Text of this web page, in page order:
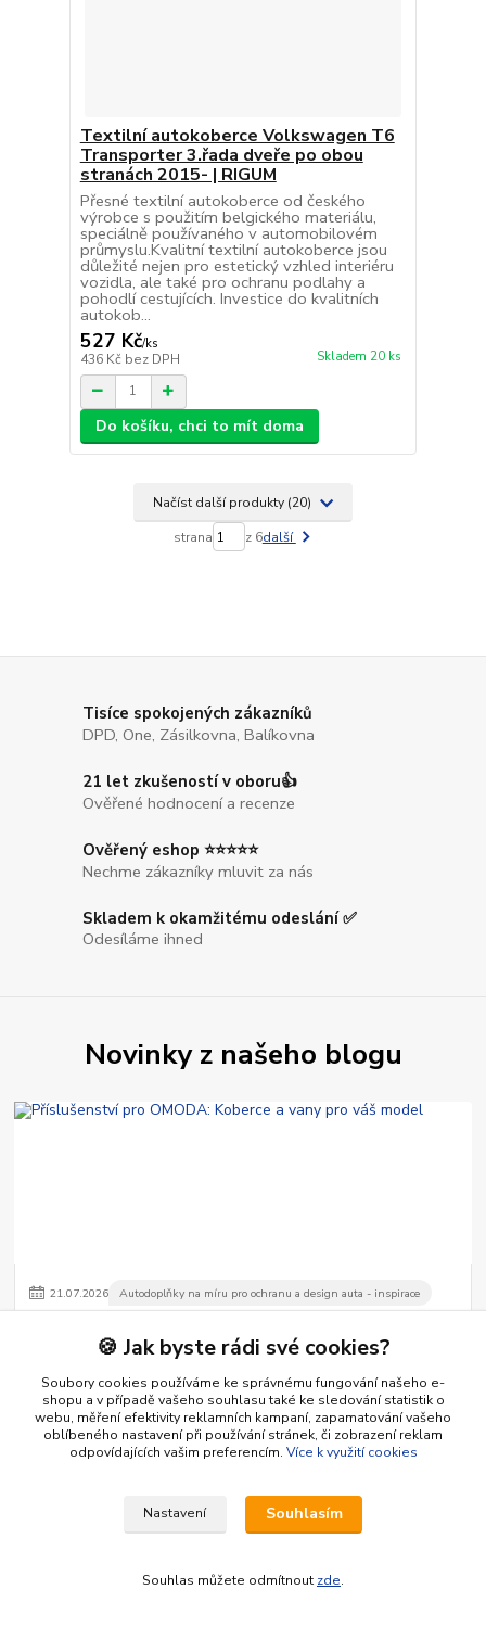
Textilní autokoberce Volkswagen T6
Transporter 3.řada dveře po obou
stranách 2015- | RIGUM
Přesné textilní autokoberce od českého
výrobce s použitím belgického materiálu,
speciálně používaného v automobilovém
průmyslu.Kvalitní textilní autokoberce jsou
důležité nejen pro estetický vzhled interiéru
vozidla, ale také pro ochranu podlahy a
pohodlí cestujících. Investice do kvalitních
autokob...
527 Kč/ks
436 Kč bez DPH Skladem 20 ks
Do košíku, chci to mít doma
Načíst další produkty (20)
strana z 6další
Tisíce spokojených zákazníků
DPD, One, Zásilkovna, Balíkovna
21 let zkušeností v oboru👍
Ověřené hodnocení a recenze
Ověřený eshop ⭐⭐⭐⭐⭐
Nechme zákazníky mluvit za nás
Skladem k okamžitému odeslání ✅
Odesíláme ihned
Novinky z našeho blogu
21.07.2026 Autodoplňky na míru pro ochranu a design auta - inspirace
Příslušenství pro OMODA: Koberce a vany pro váš model
Návody, rady, typy pro řidiče pro klidnou jízdu a cestování
🍪 Jak byste rádi své cookies?
Soubory cookies používáme ke správnému fungování našeho e-
shopu a v případě vašeho souhlasu také ke sledování statistik o
webu, měření efektivity reklamních kampaní, zapamatování vašeho
oblíbeného nastavení při používání stránek, či zobrazení reklam
odpovídajících vašim preferencím. Více k využití cookies
Nastavení Souhlasím
Souhlas můžete odmítnout zde.